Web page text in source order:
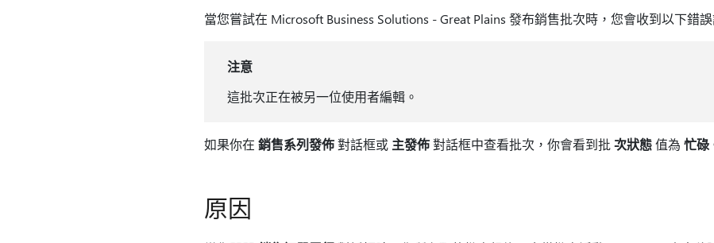
當您嘗試在 Microsoft Business Solutions - Great Plains 發布銷售批次時，您會收到以下錯誤
注意
這批次正在被另一位使用者編輯。
如果你在 銷售系列發佈對話框或 主發佈對話框中查看批次，你會看到批次狀態值為 忙碌
原因